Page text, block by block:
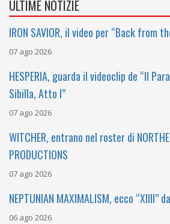
ULTIME NOTIZIE
IRON SAVIOR, il video per “Back from
07 ago 2026
HESPERIA, guarda il videoclip de “Il
Sibilla, Atto I”
07 ago 2026
WITCHER, entrano nel roster di
PRODUCTIONS
07 ago 2026
NEPTUNIAN MAXIMALISM, ecco “XIIII”
06 ago 2026